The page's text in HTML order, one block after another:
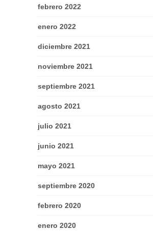
febrero 2022
enero 2022
diciembre 2021
noviembre 2021
septiembre 2021
agosto 2021
julio 2021
junio 2021
mayo 2021
septiembre 2020
febrero 2020
enero 2020